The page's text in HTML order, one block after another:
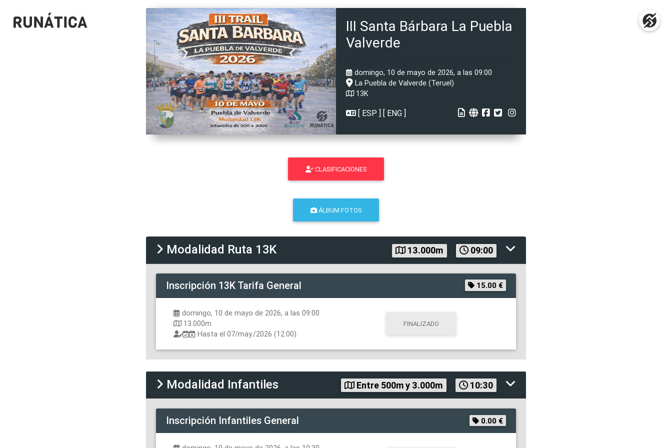
III Santa Bárbara La Puebla
Valverde
domingo, 10 de mayo de 2026, a las 09:00
La Puebla de Valverde (Teruel)
13K
[ ESP ] [ ENG ]
CLASIFICACIONES
ÁLBUM FOTOS
Modalidad Ruta 13K 13.000m 09:00
Inscripción 13K Tarifa General 15.00 €
domingo, 10 de mayo de 2026, a las 09:00
13.000m
Hasta el 07/may./2026 (12:00)
FINALIZADO
Modalidad Infantiles Entre 500m y 3.000m 10:30
Inscripción Infantiles General 0.00 €